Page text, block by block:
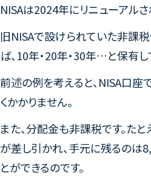
NISAは2024年にリニューアルさ
旧NISAで設けられていた非課
ば、10年・20年・30年…と保有
前述の例を考えると、NISA口
くかかりません。
また、分配金も非課税です。た
が差し引かれ、手元に残るのは
とができるのです。